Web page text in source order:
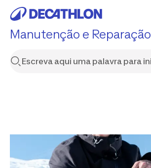
Manutenção e Reparação